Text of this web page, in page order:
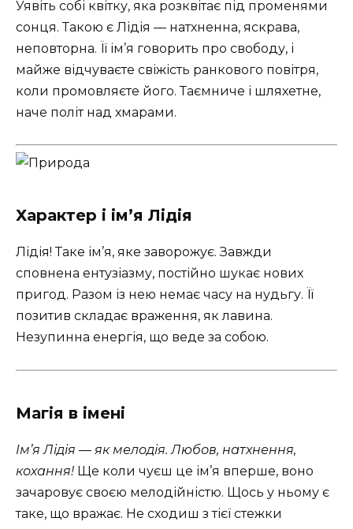
Уявіть собі квітку, яка розквітає під променями
сонця. Такою є Лідія — натхненна, яскрава,
неповторна. Її ім’я говорить про свободу, і
майже відчуваєте свіжість ранкового повітря,
коли промовляєте його. Таємниче і шляхетне,
наче політ над хмарами.
Характер і ім’я Лідія
Лідія! Таке ім’я, яке заворожує. Завжди
сповнена ентузіазму, постійно шукає нових
пригод. Разом із нею немає часу на нудьгу. Її
позитив складає враження, як лавина.
Незупинна енергія, що веде за собою.
Магія в імені
Ім’я Лідія — як мелодія. Любов, натхнення,
кохання! Ще коли чуєш це ім’я вперше, воно
зачаровує своєю мелодійністю. Щось у ньому є
таке, що вражає. Не сходиш з тієї стежки